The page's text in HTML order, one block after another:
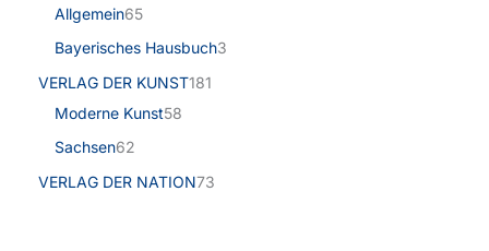
Allgemein65
Bayerisches Hausbuch3
VERLAG DER KUNST181
Moderne Kunst58
Sachsen62
VERLAG DER NATION73